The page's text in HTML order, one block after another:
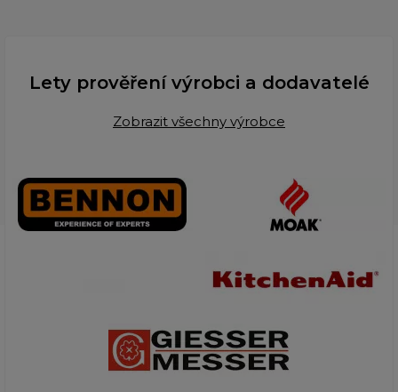
Lety prověření výrobci a dodavatelé
Zobrazit všechny výrobce